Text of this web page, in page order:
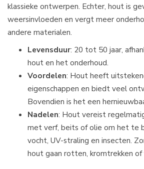
klassieke ontwerpen. Echter, hout is
weersinvloeden en vergt meer
andere materialen.
Levensduur: 20 tot 50 jaar,
hout en het onderhoud.
Voordelen: Hout heeft
eigenschappen en biedt veel
Bovendien is het een
Nadelen: Hout vereist
met verf, beits of olie om het te
vocht, UV-straling en insecten.
hout gaan rotten, kromtrekken of